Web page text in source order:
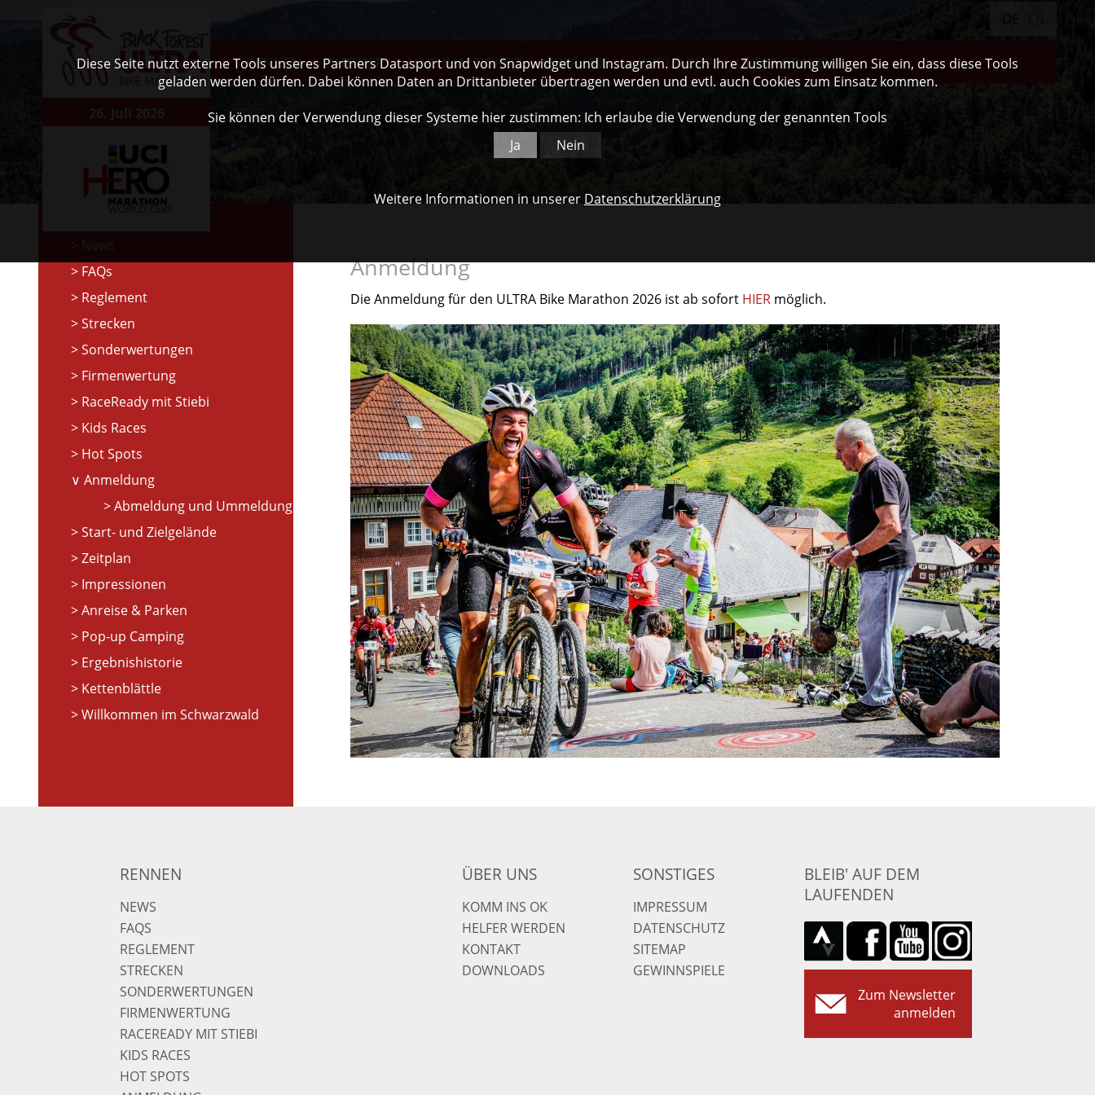
RENNEN PARTNER NACHHALTIGKEIT ÜBER UNS WORLD CUP ULTRA GRAVEL
FAQs
Reglement
Strecken
Sonderwertungen
Firmenwertung
RaceReady mit Stiebi
Kids Races
Hot Spots
Anmeldung
Abmeldung und Ummeldung
Start- und Zielgelände
Zeitplan
Impressionen
Anreise & Parken
Pop-up Camping
Ergebnishistorie
Kettenblättle
Willkommen im Schwarzwald
Anmeldung
Die Anmeldung für den ULTRA Bike Marathon 2026 ist ab sofort HIERmöglich.
RENNEN
NEWS
FAQS
REGLEMENT
STRECKEN
SONDERWERTUNGEN
FIRMENWERTUNG
RACEREADY MIT STIEBI
KIDS RACES
HOT SPOTS
ÜBER UNS
KOMM INS OK
HELFER WERDEN
KONTAKT
DOWNLOADS
SONSTIGES
IMPRESSUM
DATENSCHUTZ
SITEMAP
GEWINNSPIELE
BLEIB' AUF DEM
LAUFENDEN
Zum Newsletter
anmelden
Diese Seite nutzt externe Tools unseres Partners Datasport und von Snapwidget und Instagram. Durch Ihre Zustimmung willigen Sie ein, dass diese Tools
geladen werden dürfen. Dabei können Daten an Drittanbieter übertragen werden und evtl. auch Cookies zum Einsatz kommen.
Sie können der Verwendung dieser Systeme hier zustimmen: Ich erlaube die Verwendung der genannten Tools
Ja
Nein
Weitere Informationen in unserer Datenschutzerklärung